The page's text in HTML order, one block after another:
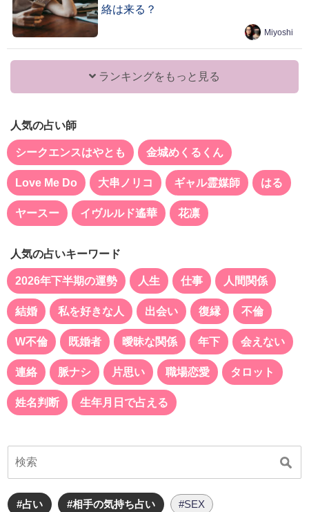
絡は来る？
Miyoshi
ランキングをもっと見る
人気の占い師
シークエンスはやとも 金城めくるくん
Love Me Do 大串ノリコ ギャル霊媒師 はる
ヤースー イヴルルド遙華 花凛
人気の占いキーワード
2026年下半期の運勢 人生 仕事 人間関係
結婚 私を好きな人 出会い 復縁 不倫
W不倫 既婚者 曖昧な関係 年下 会えない
連絡 脈ナシ 片思い 職場恋愛 タロット
姓名判断 生年月日で占える
#占い #相手の気持ち占い #SEX